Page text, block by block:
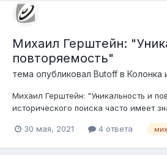
Михаил Герштейн:
повторяемость"
тема опубликовал Butoff в Колонка
Михаил Герштейн: "Уникальность и
исторического поиска часто имеет
типично, распространено во времени
30 мая, 2021 4 ответа